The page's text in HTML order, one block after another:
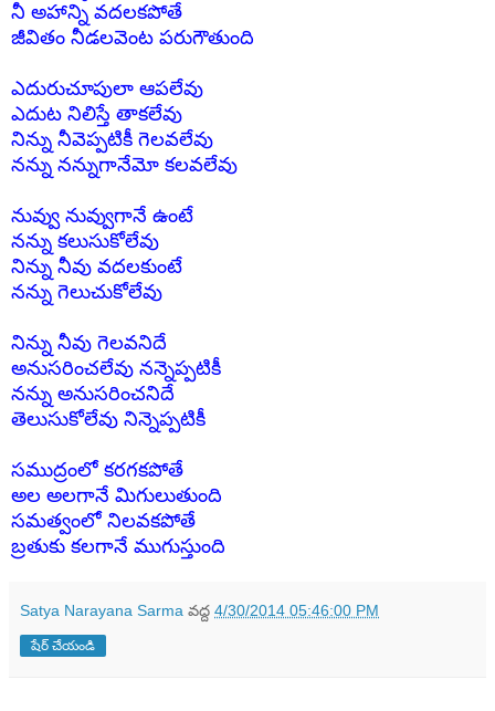
నీ అహాన్ని వదలకపోతే
జీవితం నీడలవెంట పరుగౌతుంది
ఎదురుచూపులా ఆపలేవు
ఎదుట నిలిస్తే తాకలేవు
నిన్ను నీవెప్పటికీ గెలవలేవు
నన్ను నన్నుగానేమో కలవలేవు
నువ్వు నువ్వుగానే ఉంటే
నన్ను కలుసుకోలేవు
నిన్ను నీవు వదలకుంటే
నన్ను గెలుచుకోలేవు
నిన్ను నీవు గెలవనిదే
అనుసరించలేవు నన్నెప్పటికీ
నన్ను అనుసరించనిదే
తెలుసుకోలేవు నిన్నెప్పటికీ
సముద్రంలో కరగకపోతే
అల అలగానే మిగులుతుంది
సమత్వంలో నిలవకపోతే
బ్రతుకు కలగానే ముగుస్తుంది
Satya Narayana Sarma వద్ద 4/30/2014 05:46:00 PM
షేర్ చేయండి